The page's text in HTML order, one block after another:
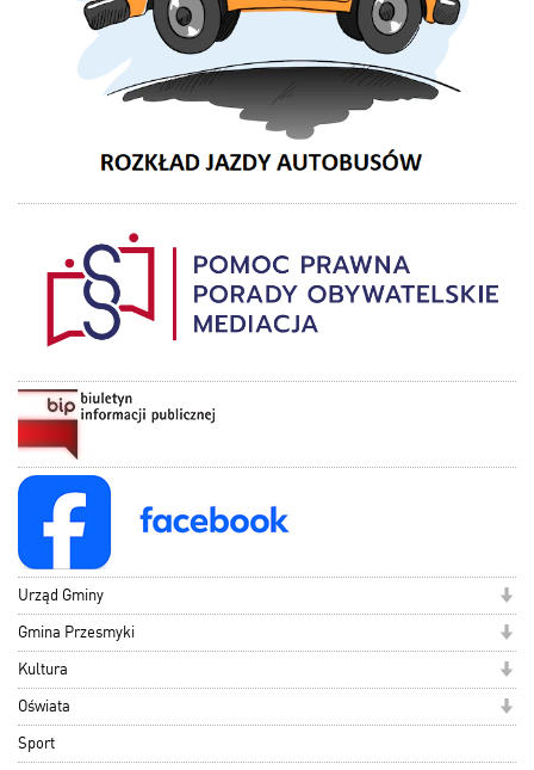
Urząd Gminy
Gmina Przesmyki
Kultura
Oświata
Sport